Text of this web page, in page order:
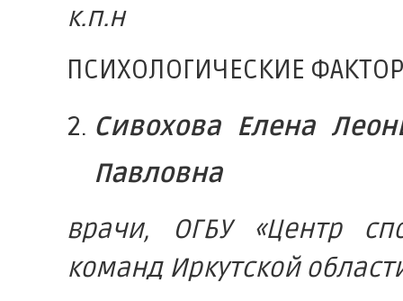
к.п.н
ПСИХОЛОГИЧЕСКИЕ
Сивохова Елена
Павловна
врачи, ОГБУ «Центр
команд Иркутской